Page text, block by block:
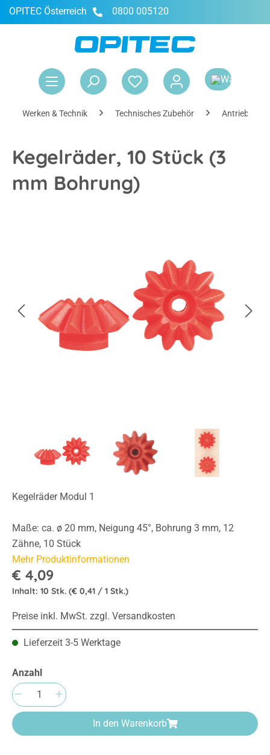
springen
OPITEC Österreich 0800 005120
Werken & Technik Technisches Zubehör Antriebe &
Kegelräder, 10 Stück (3
mm Bohrung)
Kegelräder Modul 1
Maße: ca. ø 20 mm, Neigung 45°, Bohrung 3 mm, 12
Zähne, 10 Stück
Mehr Produktinformationen
€ 4,09
Inhalt: 10 Stk. (€ 0,41 / 1 Stk.)
Preise inkl. MwSt. zzgl. Versandkosten
Lieferzeit 3-5 Werktage
Anzahl
Produkt Anzahl: Gib den gewünschten
In den Warenkorb